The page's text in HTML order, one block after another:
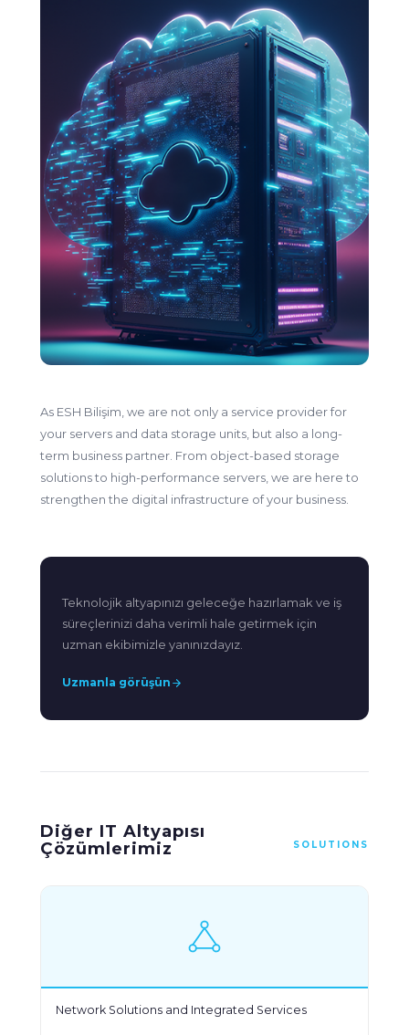
As ESH Bilişim, we are not only a service provider for
your servers and data storage units, but also a long-
term business partner. From object-based storage
solutions to high-performance servers, we are here to
strengthen the digital infrastructure of your business.
Teknolojik altyapınızı geleceğe hazırlamak ve iş
süreçlerinizi daha verimli hale getirmek için
uzman ekibimizle yanınızdayız.
Uzmanla görüşün
Diğer IT Altyapısı
Çözümlerimiz
SOLUTIONS
Network Solutions and Integrated Services